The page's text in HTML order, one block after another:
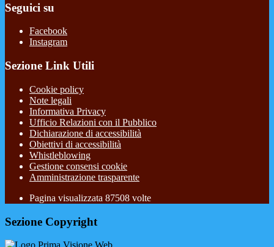
Seguici su
Facebook
Instagram
Sezione Link Utili
Cookie policy
Note legali
Informativa Privacy
Ufficio Relazioni con il Pubblico
Dichiarazione di accessibilità
Obiettivi di accessibilità
Whistleblowing
Gestione consensi cookie
Amministrazione trasparente
Pagina visualizzata 87508 volte
Sezione Copyright